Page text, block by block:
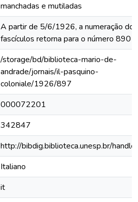
manchadas e mutiladas
A partir de 5/6/1926, a numeração dos
fascículos retorna para o número 890
/storage/bd/biblioteca-mario-de-
andrade/jornais/il-pasquino-
coloniale/1926/897
000072201
342847
http://bibdig.biblioteca.unesp.br/
Italiano
it